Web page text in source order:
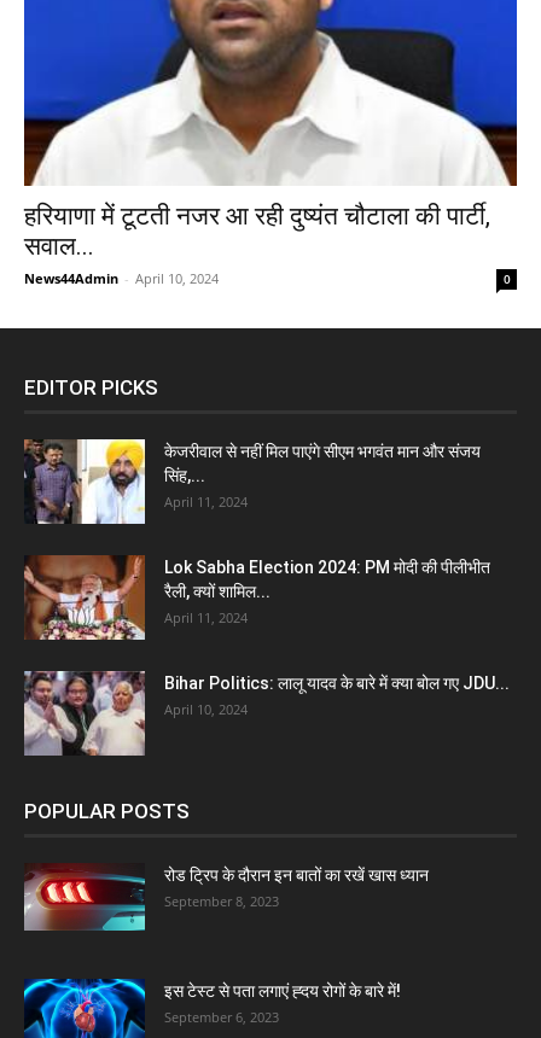
हरियाणा में टूटती नजर आ रही दुष्यंत चौटाला की पार्टी,
सवाल...
News44Admin - April 10, 2024 0
EDITOR PICKS
केजरीवाल से नहीं मिल पाएंगे सीएम भगवंत मान और संजय
सिंह,...
April 11, 2024
Lok Sabha Election 2024: PM मोदी की पीलीभीत
रैली, क्यों शामिल...
April 11, 2024
Bihar Politics: लालू यादव के बारे में क्या बोल गए JDU...
April 10, 2024
POPULAR POSTS
रोड ट्रिप के दौरान इन बातों का रखें खास ध्यान
September 8, 2023
इस टेस्ट से पता लगाएं ह्दय रोगों के बारे में!
September 6, 2023